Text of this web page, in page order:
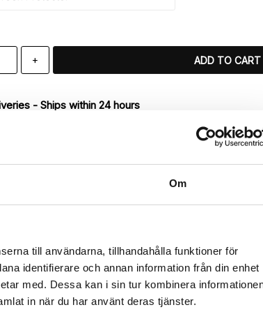
Om
till användarna, tillhandahålla funktioner för
identifierare och annan information från din enhet
med. Dessa kan i sin tur kombinera
in när du har använt deras tjänster.
+ ADD TO CART
- Ships within 24 hours
protection against everyday wear and tear.